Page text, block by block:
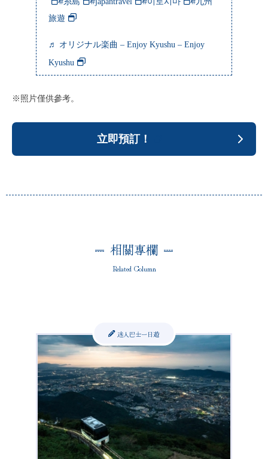
旅遊
♬ オリジナル楽曲 – Enjoy Kyushu – Enjoy
Kyushu
※照片僅供參考。
立即預訂！
相關專欄
Related Column
迷人巴士一日遊